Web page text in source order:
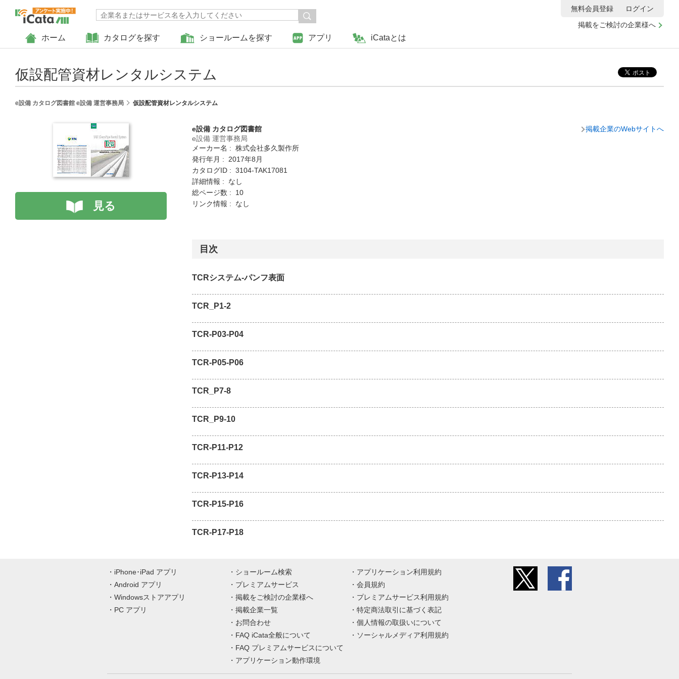
ホーム カタログを探す ショールームを探す アプリ iCataとは
掲載をご検討の企業様へ
無料会員登録 ログイン
仮設配管資材レンタルシステム
e設備 カタログ図書館 e設備 運営事務局 仮設配管資材レンタルシステム
見る
e設備 カタログ図書館
e設備 運営事務局
メーカー名 : 株式会社多久製作所
発行年月 : 2017年8月
カタログID : 3104-TAK17081
詳細情報 : なし
総ページ数 : 10
リンク情報 : なし
掲載企業のWebサイトへ
目次
TCRシステム-パンフ表面
TCR_P1-2
TCR-P03-P04
TCR-P05-P06
TCR_P7-8
TCR_P9-10
TCR-P11-P12
TCR-P13-P14
TCR-P15-P16
TCR-P17-P18
iPhone･iPad アプリ
Android アプリ
Windowsストアアプリ
PC アプリ
ショールーム検索
プレミアムサービス
掲載をご検討の企業様へ
掲載企業一覧
お問合わせ
FAQ iCata全般について
FAQ プレミアムサービスについて
アプリケーション動作環境
アプリケーション利用規約
会員規約
プレミアムサービス利用規約
特定商法取引に基づく表記
個人情報の取扱いについて
ソーシャルメディア利用規約